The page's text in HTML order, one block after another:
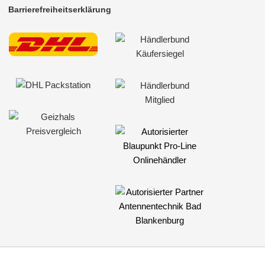
Pioneer
Snooper
Universal
XZent
für Mitsubishi
Barrierefreiheitserklärung